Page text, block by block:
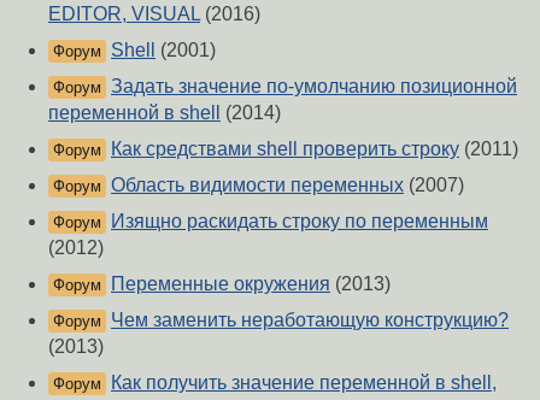
EDITOR, VISUAL (2016)
Форум Shell (2001)
Форум Задать значение по-умолчанию позиционной
переменной в shell
(2014)
Форум Как средствами shell проверить строку (2011)
Форум Область видимости переменных (2007)
Форум
Изящно раскидать строку по переменным
(2012)
Форум Переменные окружения (2013)
Форум
Чем заменить неработающую конструкцию?
(2013)
Форум
Как получить значение переменной в shell,